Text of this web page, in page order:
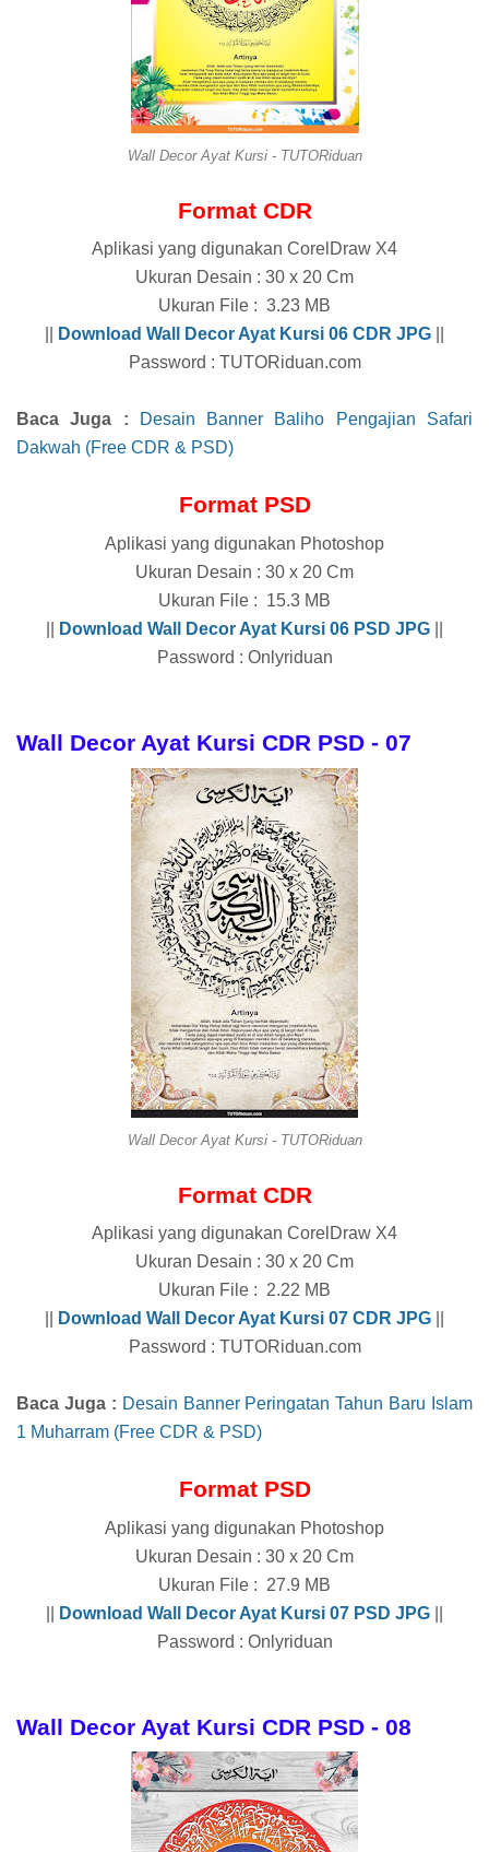
Wall Decor Ayat Kursi - TUTORiduan
Format CDR
Aplikasi yang digunakan CorelDraw X4
Ukuran Desain : 30 x 20 Cm
Ukuran File : 3.23 MB
Download Wall Decor Ayat Kursi 06 CDR JPG
Password : TUTORiduan.com
Baca Juga :
Desain Banner Baliho Pengajian Safari
Dakwah (Free CDR & PSD)
Format PSD
Aplikasi yang digunakan Photoshop
Ukuran Desain : 30 x 20 Cm
Ukuran File : 15.3 MB
Download Wall Decor Ayat Kursi 06 PSD JPG
Password : Onlyriduan
Wall Decor Ayat Kursi CDR PSD - 07
Wall Decor Ayat Kursi - TUTORiduan
Format CDR
Aplikasi yang digunakan CorelDraw X4
Ukuran Desain : 30 x 20 Cm
Ukuran File : 2.22 MB
Download Wall Decor Ayat Kursi 07 CDR JPG
Password : TUTORiduan.com
Baca Juga : Desain Banner Peringatan Tahun Baru Islam
1 Muharram (Free CDR & PSD)
Format PSD
Aplikasi yang digunakan Photoshop
Ukuran Desain : 30 x 20 Cm
Ukuran File : 27.9 MB
Download Wall Decor Ayat Kursi 07 PSD JPG
Password : Onlyriduan
Wall Decor Ayat Kursi CDR PSD - 08